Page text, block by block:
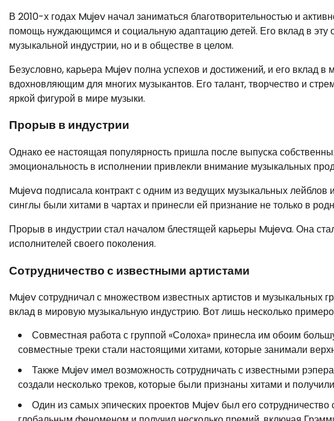
В 2010-х годах Mujev начал заниматься благотворительностью и
помощь нуждающимся и социальную адаптацию детей. Его вклад в эту
музыкальной индустрии, но и в обществе в целом.
Безусловно, карьера Mujev полна успехов и достижений, и его вклад
вдохновляющим для многих музыкантов. Его талант, творчество и
яркой фигурой в мире музыки.
Прорыв в индустрии
Однако ее настоящая популярность пришла после выпуска
эмоциональность в исполнении привлекли внимание музыкальных
Mujeva подписала контракт с одним из ведущих музыкальных
синглы были хитами в чартах и принесли ей признание не только в
Прорыв в индустрии стал началом блестящей карьеры Mujeva. Она
исполнителей своего поколения.
Сотрудничество с известными артистами
Mujev сотрудничал с множеством известных артистов и музыкальных
вклад в мировую музыкальную индустрию. Вот лишь несколько
Совместная работа с группой «Солоха» принесла им обоим
совместные треки стали настоящими хитами, которые занимали
Также Mujev имел возможность сотрудничать с известными
создали несколько треков, которые были признаны хитами и
Один из самых эпических проектов Mujev был его